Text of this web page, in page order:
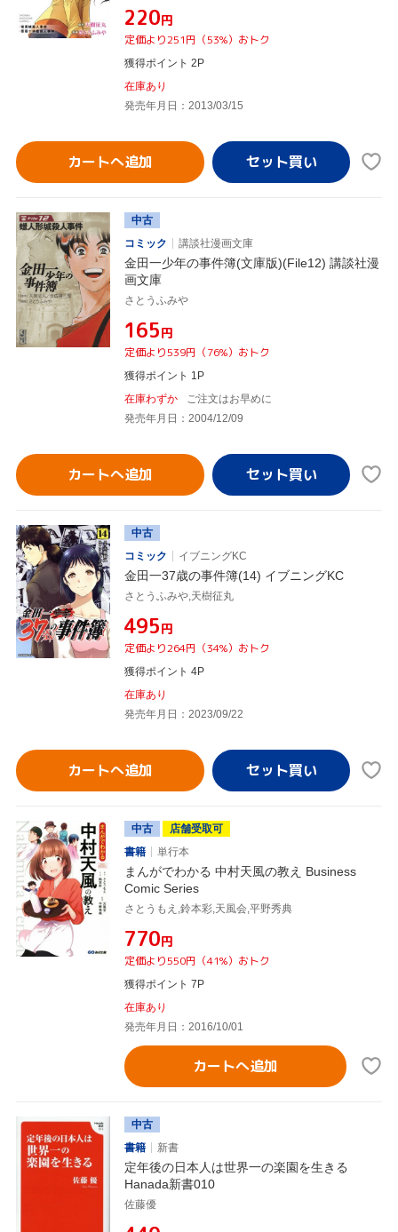
¥220円
定価より251円（53%）おトク
獲得ポイント 2P
在庫あり
発売年月日：2013/03/15
カートへ追加
中古
コミック
講談社漫画文庫
金田一少年の事件簿(文庫版)(File12) 講談社漫
画文庫
さとうふみや
¥165円
定価より539円（76%）おトク
獲得ポイント 1P
在庫わずか
ご注文はお早めに
発売年月日：2004/12/09
カートへ追加
中古
コミック
イブニングKC
金田一37歳の事件簿(14) イブニングKC
さとうふみや,天樹征丸
¥495円
定価より264円（34%）おトク
獲得ポイント 4P
在庫あり
発売年月日：2023/09/22
カートへ追加
中古
店舗受取可
書籍
単行本
まんがでわかる 中村天風の教え Business
Comic Series
さとうもえ,鈴本彩,天風会,平野秀典
¥770円
定価より550円（41%）おトク
獲得ポイント 7P
在庫あり
発売年月日：2016/10/01
カートへ追加
中古
書籍
新書
定年後の日本人は世界一の楽園を生きる
Hanada新書010
佐藤優